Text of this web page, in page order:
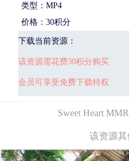
类型：MP4
价格：30积分
下载当前资源：
该资源需花费30积分购买
会员可享受免费下载特权
Sweet Heart
该资源